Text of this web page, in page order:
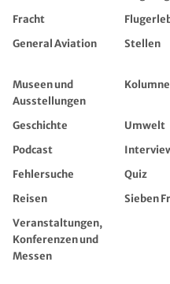
Fracht
General Aviation
Stellen
Museen und
Ausstellungen
Geschichte Umwelt
Podcast
Fehlersuche
Quiz
Reisen
Sieben
Veranstaltungen,
Konferenzen und
Messen